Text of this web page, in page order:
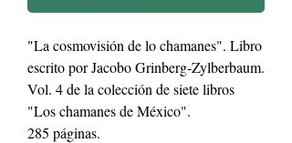
"La cosmovisión de lo chamanes". Libro
escrito por Jacobo Grinberg-Zylberbaum.
Vol. 4 de la colección de siete libros
"Los chamanes de México".
285 páginas.